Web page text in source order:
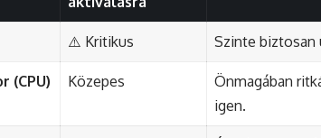
⚠️ Kritikus Szinte biztosan
(CPU) Közepes
Önmagában
igen.